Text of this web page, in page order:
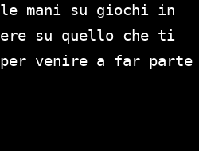
mani su giochi in
su quello che ti
per venire a far parte